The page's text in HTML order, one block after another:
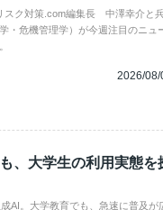
スク対策.com編集長 中澤幸介と
・危機管理学）が今週注目のニュ
2026/08/
、大学生の利用実態を
AI。大学教育でも、急速に普及が